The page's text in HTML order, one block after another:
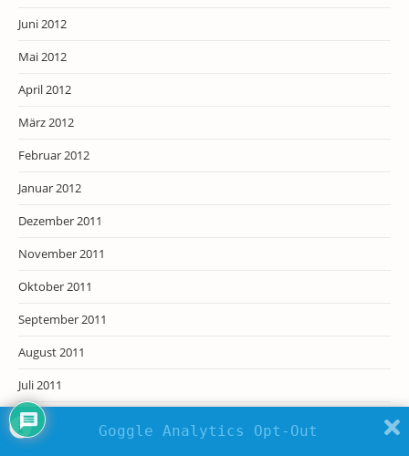
Juni 2012
Mai 2012
April 2012
März 2012
Februar 2012
Januar 2012
Dezember 2011
November 2011
Oktober 2011
September 2011
August 2011
Juli 2011
Juni 2011
Goggle Analytics Opt-Out